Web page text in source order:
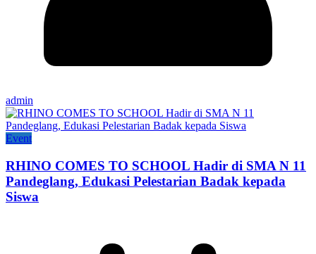
admin
Event
RHINO COMES TO SCHOOL Hadir di SMA N 11
Pandeglang, Edukasi Pelestarian Badak kepada
Siswa